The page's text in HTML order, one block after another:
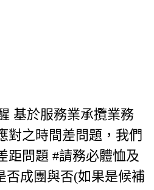
基於服務業承攬業務
對之時間差問題，我們
距問題 #請務必體恤及
否成團與否(如果是候補